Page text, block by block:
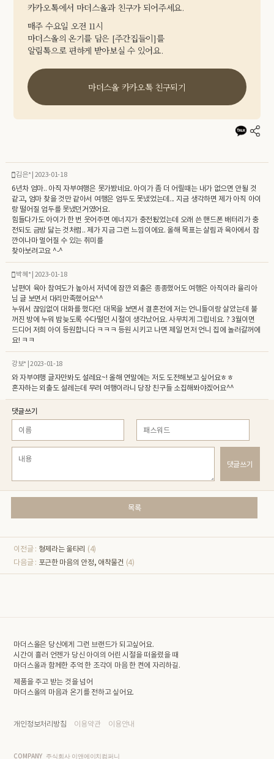
카카오톡에서 마더스올과 친구가 되어주세요.
매주 수요일 오전 11시
마더스올의 온기를 담은 [주간집들이]를
알림톡으로 편하게 받아보실 수 있어요.
마더스올 카카오톡 친구되기
김은* | 2023-01-18
6년차 엄마.. 아직 자부여행은 못가봤네요. 아이가 좀 더 어릴때는 내가 없으면 안될 것
같고, 엄마 찾을 것만 같아서 여행은 엄두도 못냈었는데... 지금 생각하면 제가 아직 아이
랑 떨어질 엄두를 못냈던거였어요.
힘들다가도 아이가 한 번 웃어주면 에너지가 충전됬었는데 오래 쓴 핸드폰 배터리가 충
전되도 금방 닳는 것처럼.. 제가 지금 그런 느낌이에요. 올해 목표는 살림과 육아에서 잠
깐이나마 멀어질 수 있는 취미를
찾아보려고요 ^-^
박혜* | 2023-01-18
남편이 육아 참여도가 높아서 저녁에 잠깐 외출은 종종했어도 여행은 아직이라 율리아
님 글 보면서 대리만족했어요^^
누워서 끊임없이 대화를 했다던 대목을 보면서 결혼전에 저는 언니들이랑 살았는데 불
꺼진 방에 누워 밤늦도록 수다떨던 시절이 생각났어요. 사무치게 그립네요. ? 3월이면
드디어 저희 아이 등원합니다 ㅋㅋㅋ 등원 시키고 나면 제일 먼저 언니 집에 놀러갈꺼에
요! ㅋㅋ
강보* | 2023-01-18
와 자부여행 글자만봐도 설레요~! 올해 연말에는 저도 도전해보고 싶어요ㅎㅎ
혼자하는 외출도 설레는데 무려 여행이라니 당장 친구들 소집해봐야겠어요^^
댓글쓰기
댓글쓰기
목록
이전글 : 형제라는 울타리 (4)
다음글 : 포근한 마음의 안정, 애착물건 (4)
마더스올은 당신에게 그런 브랜드가 되고싶어요.
시간이 흘러 언젠가 당신 아이의 어린 시절을 떠올렸을 때
마더스올과 함께한 추억 한 조각이 마음 한 켠에 자리하길.
제품을 주고 받는 것을 넘어
마더스올의 마음과 온기를 전하고 싶어요.
개인정보처리방침 이용약관 이용안내
COMPANY 주식회사 이앤에이치컴퍼니